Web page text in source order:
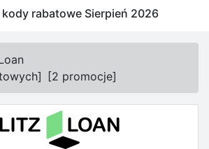
rabatowe Sierpień 2026
] [2 promocje]